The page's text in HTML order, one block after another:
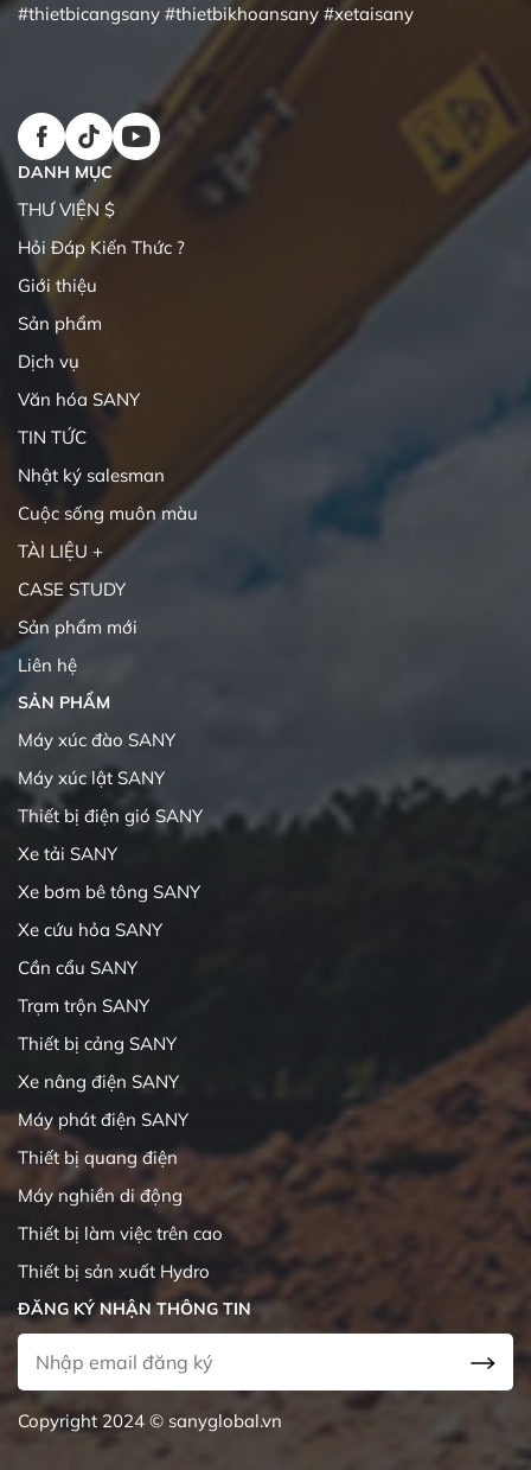
#thietbicangsany #thietbikhoansany #xetaisany
DANH MỤC
THƯ VIỆN $
Hỏi Đáp Kiến Thức ?
Giới thiệu
Sản phẩm
Dịch vụ
Văn hóa SANY
TIN TỨC
Nhật ký salesman
Cuộc sống muôn màu
TÀI LIỆU +
CASE STUDY
Sản phẩm mới
Liên hệ
SẢN PHẨM
Máy xúc đào SANY
Máy xúc lật SANY
Thiết bị điện gió SANY
Xe tải SANY
Xe bơm bê tông SANY
Xe cứu hỏa SANY
Cần cẩu SANY
Trạm trộn SANY
Thiết bị cảng SANY
Xe nâng điện SANY
Máy phát điện SANY
Thiết bị quang điện
Máy nghiền di động
Thiết bị làm việc trên cao
Thiết bị sản xuất Hydro
ĐĂNG KÝ NHẬN THÔNG TIN
Copyright 2024 © sanyglobal.vn